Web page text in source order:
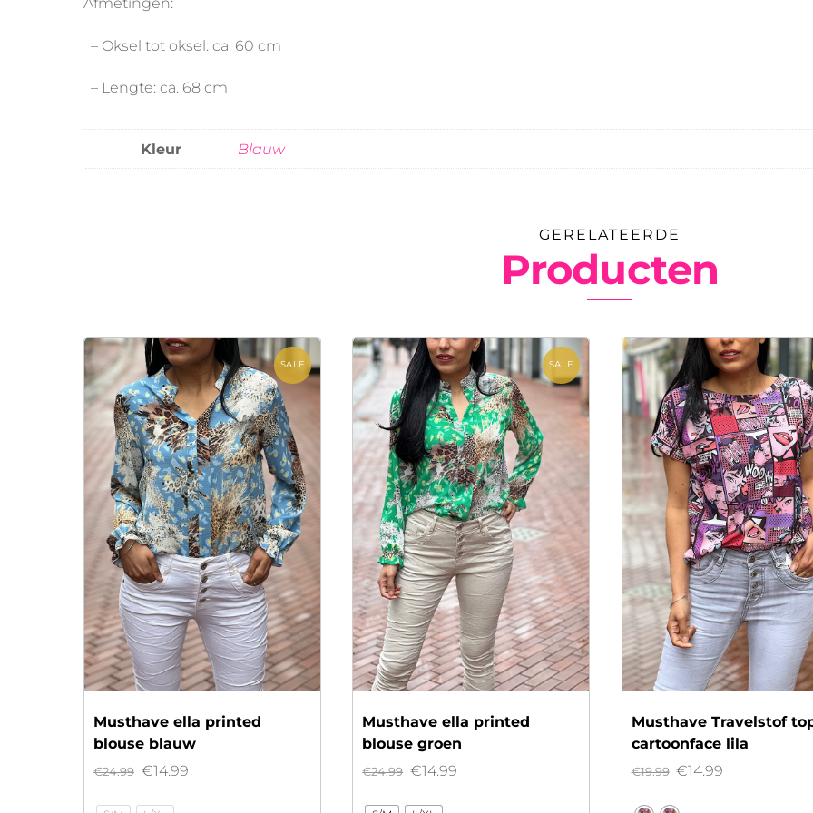
Afmetingen:
– Oksel tot oksel: ca. 60 cm
– Lengte: ca. 68 cm
Kleur Blauw
GERELATEERDE
Producten
SALE
Musthave ella printed
blouse blauw
€24.99 Oorspronkelijke
€14.99Huidige
SALE
Musthave ella printed
blouse groen
€24.99 Oorspronkelijke
€14.99
Musthave Travelstof
cartoonface lila
€19.99 Oorspronkelijke
€14.99